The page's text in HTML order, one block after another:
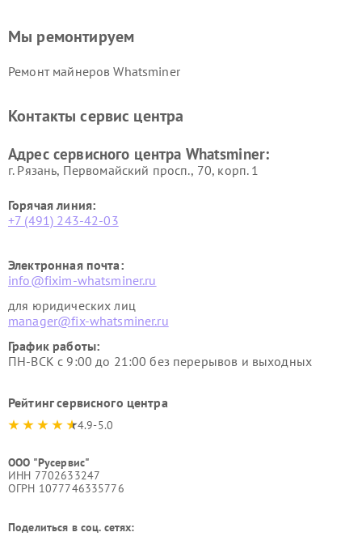
Мы ремонтируем
Ремонт майнеров Whatsminer
Контакты сервис центра
Адрес сервисного центра Whatsminer:
г. Рязань, Первомайский просп., 70, корп. 1
Горячая линия:
+7 (491) 243-42-03
Электронная почта:
info@fixim-whatsminer.ru
для юридических лиц
manager@fix-whatsminer.ru
График работы:
ПН-ВСК с 9:00 до 21:00 без перерывов и выходных
Рейтинг сервисного центра
4.9-5.0
ООО "Русервис"
ИНН 7702633247
ОГРН 1077746335776
Поделиться в соц. сетях: